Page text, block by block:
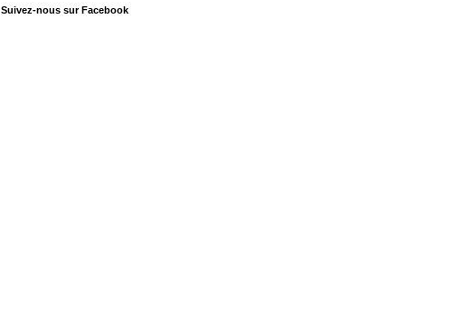
Suivez-nous sur Facebook